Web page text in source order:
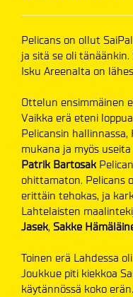
Pelicans on ollut
ja sitä se oli
Isku Areenalta on
Ottelun ensimmäinen
Vaikka erä eteni
Pelicansin
mukana ja myös
Patrik Bartosak
ohittamaton. Pelicans
erittäin tehokas, ja
Lahtelaisten
Jasek, Sakke
Toinen erä Lahdessa
Joukkue piti kiekkoa
käytännössä koko